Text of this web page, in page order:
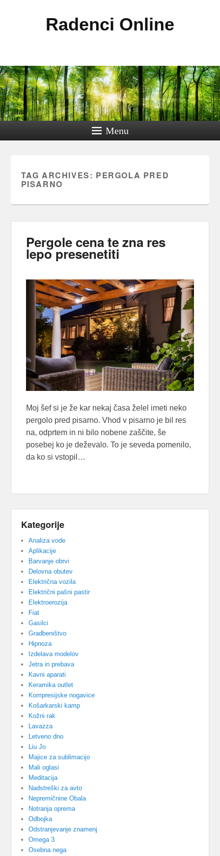
Radenci Online
Menu
TAG ARCHIVES: PERGOLA PRED
PISARNO
Pergole cena te zna res
lepo presenetiti
Moj šef si je že kar nekaj časa želel imeti neko
pergolo pred pisarno. Vhod v pisarno je bil res
na, odprtem in ni bilo nobene zaščite, še
posebej ko je deževalo. To je seveda pomenilo,
da ko si vstopil…
Kategorije
Analiza vode
Aplikacije
Barvanje obrvi
Delovna obutev
Električna vozila
Električni pašni pastir
Elektroerozija
Fiat
Gasilci
Gradbeništvo
Hipnoza
Izdelava modelov
Jetra in prebava
Kavni aparati
Keramika outlet
Kompresijske nogavice
Košarkarski kamp
Kožni rak
Lavazza
Letveno dno
Liu Jo
Majice za sublimacijo
Mali oglasi
Meditacija
Nadstreški za avto
Nepremičnine Obala
Notranja oprema
Odbojka
Odstranjevanje znamenj
Omega 3
Osebna nega